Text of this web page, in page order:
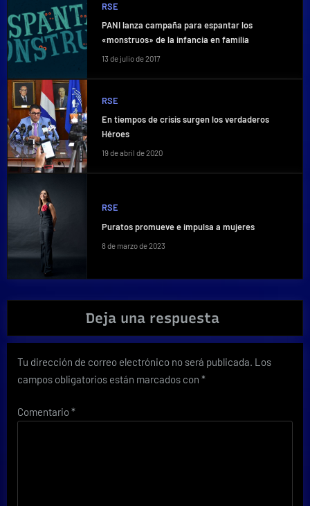
RSE
PANI lanza campaña para espantar los
«monstruos» de la infancia en familia
13 de julio de 2017
RSE
En tiempos de crisis surgen los verdaderos
Héroes
19 de abril de 2020
RSE
Puratos promueve e impulsa a mujeres
8 de marzo de 2023
Deja una respuesta
Tu dirección de correo electrónico no será publicada. Los
campos obligatorios están marcados con *
Comentario*